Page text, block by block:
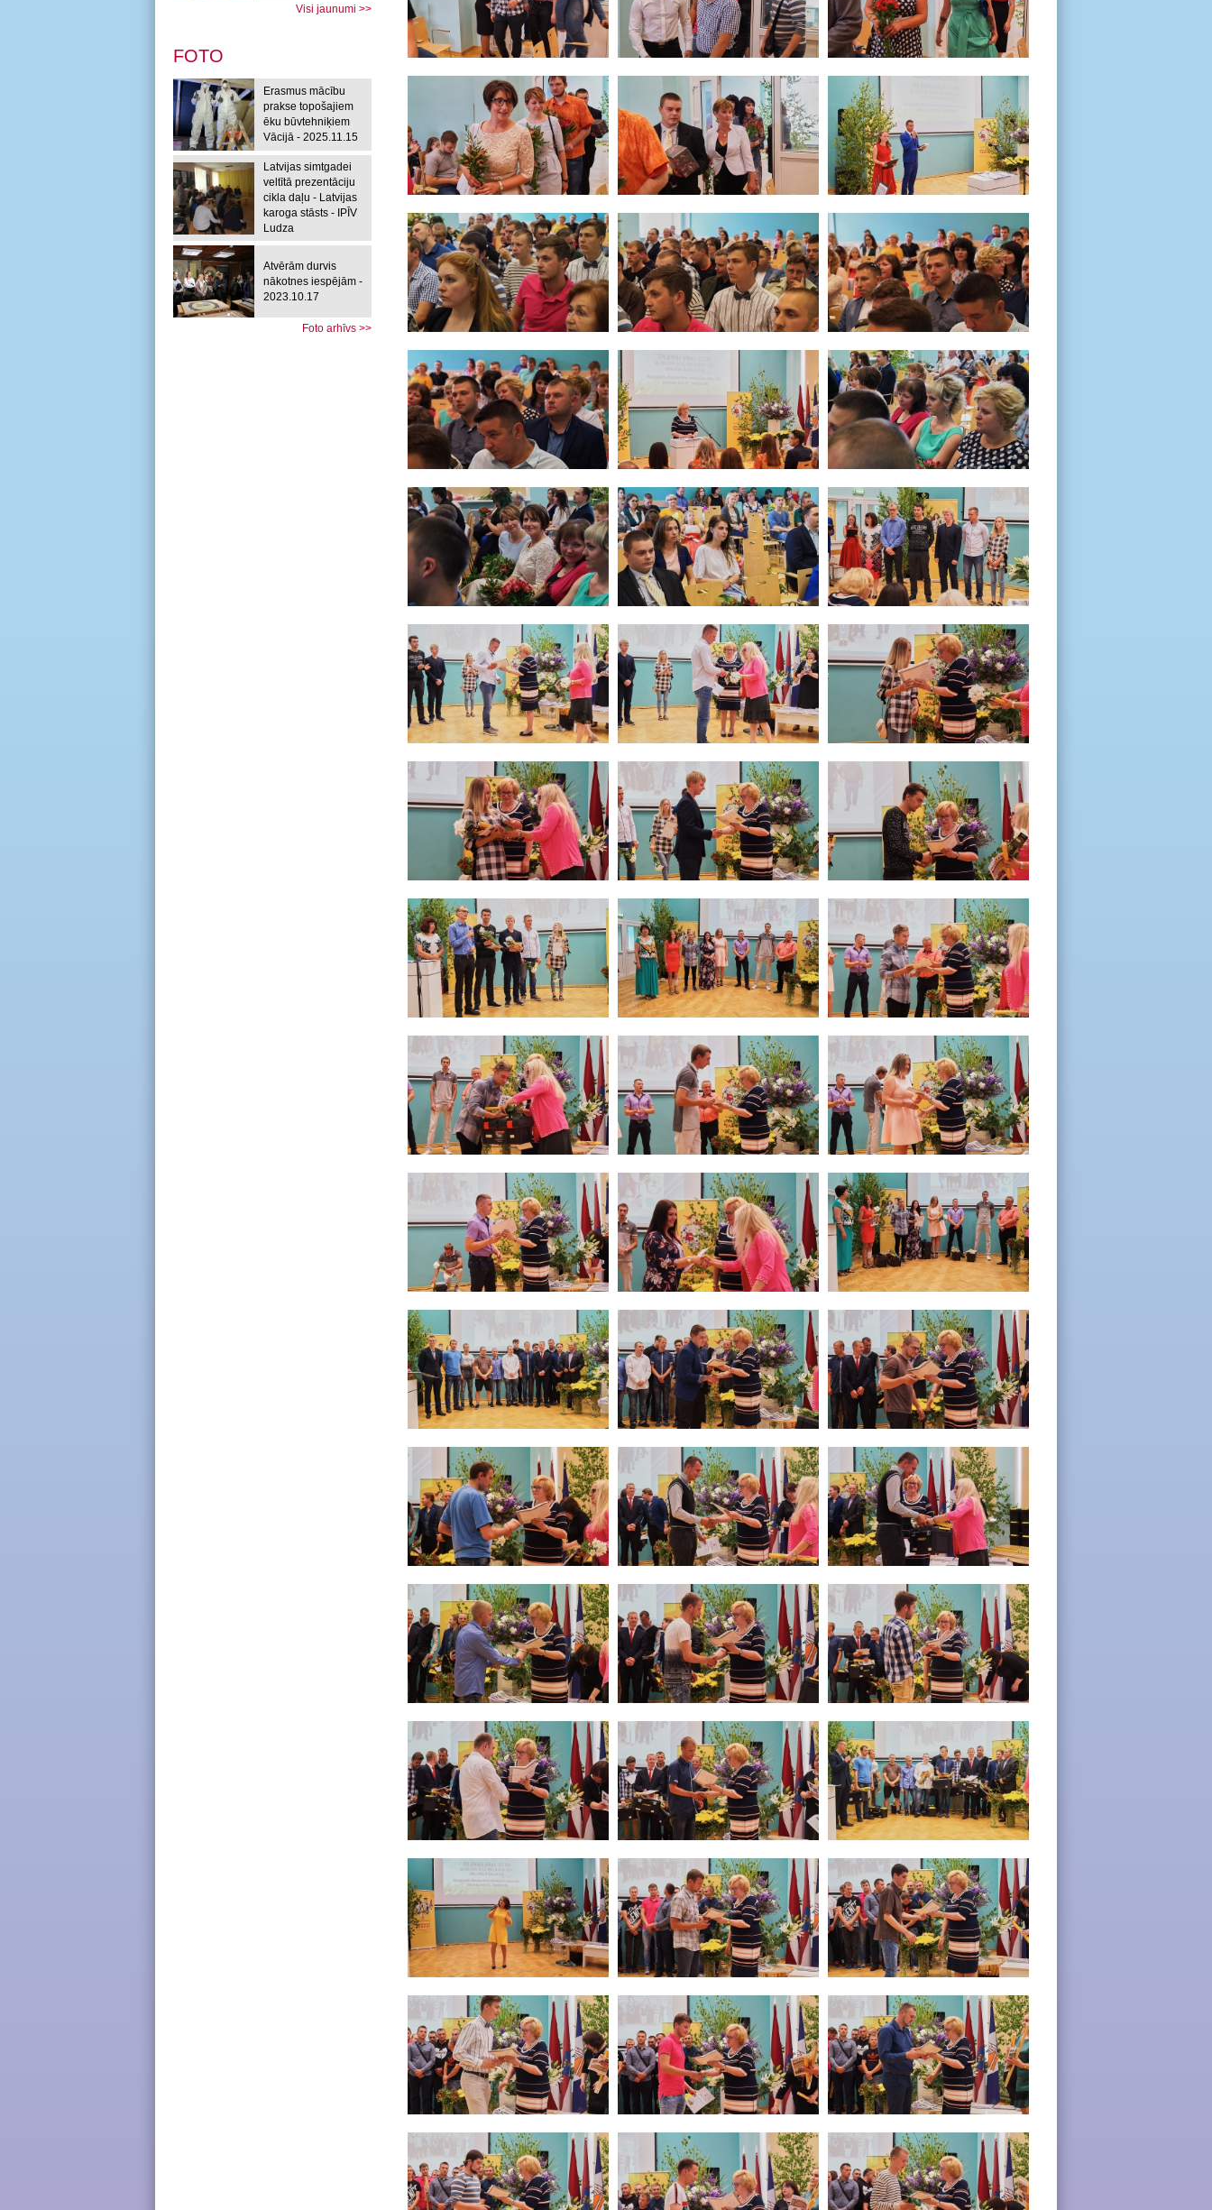
Visi jaunumi >>
FOTO
Erasmus mācību
prakse topošajiem
ēku būvtehniķiem
Vācijā - 2025.11.15
Latvijas simtgadei
veltītā prezentāciju
cikla daļu - Latvijas
karoga stāsts - IPĪV
Ludza
Atvērām durvis
nākotnes iespējām -
2023.10.17
Foto arhīvs >>